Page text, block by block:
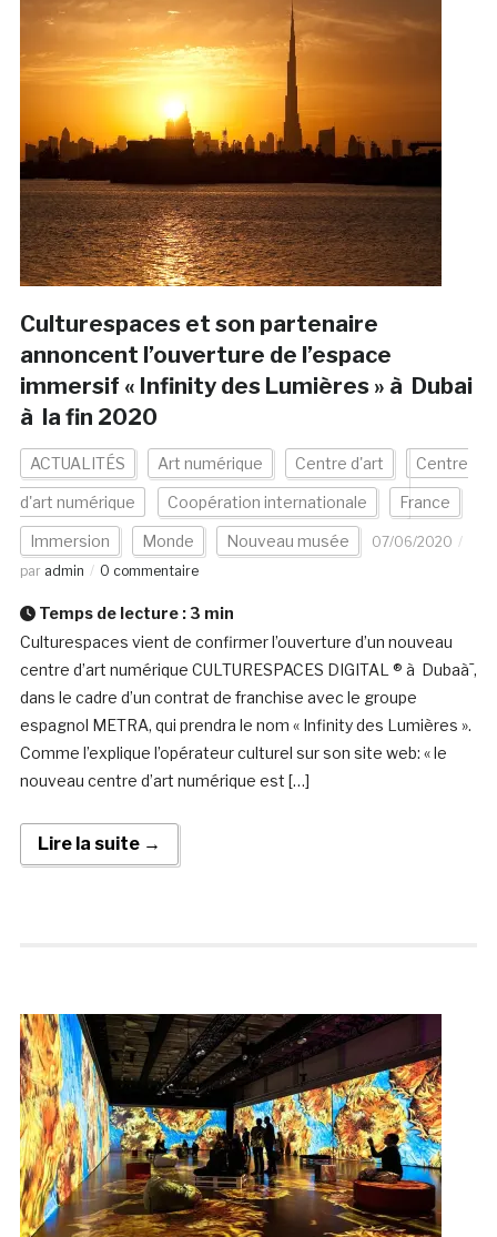
Culturespaces et son partenaire
annoncent l’ouverture de l’espace
immersif « Infinity des Lumières » à Dubai
à la fin 2020
ACTUALITÉS Art numérique Centre d'art Centre
d'art numérique Coopération internationale France
Immersion Monde Nouveau musée
07/06/2020
par admin 0 commentaire
Temps de lecture : 3 min
Culturespaces vient de confirmer l’ouverture d’un nouveau
centre d’art numérique CULTURESPACES DIGITAL ® à Dubaà¯,
dans le cadre d’un contrat de franchise avec le groupe
espagnol METRA, qui prendra le nom « Infinity des Lumières ».
Comme l’explique l’opérateur culturel sur son site web: « le
nouveau centre d’art numérique est […]
Lire la suite →